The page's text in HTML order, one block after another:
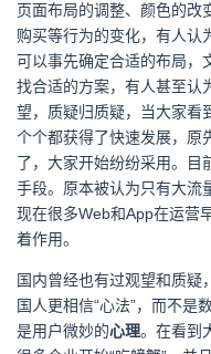
页面布局的调整、颜色的改
购买等行为的变化，有人认
可以事先确定合适的布局，
找合适的方案，有人甚至认
望，质疑归质疑，当大家看
个个都获得了快速发展，原
了，大家开始纷纷采用。目
手段。原本被认为只有大流
现在很多Web和App在运营
着作用。
国内曾经也有过观望和质疑
国人更相信“心法”，而不是
是用户微妙的心理。在看到